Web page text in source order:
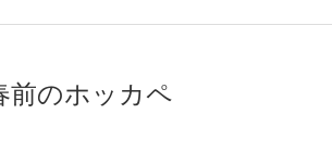
前のホッカペ